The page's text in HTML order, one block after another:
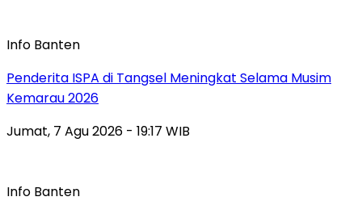
Info Banten
Penderita ISPA di Tangsel Meningkat Selama Musim
Kemarau 2026
Jumat, 7 Agu 2026 - 19:17 WIB
Info Banten